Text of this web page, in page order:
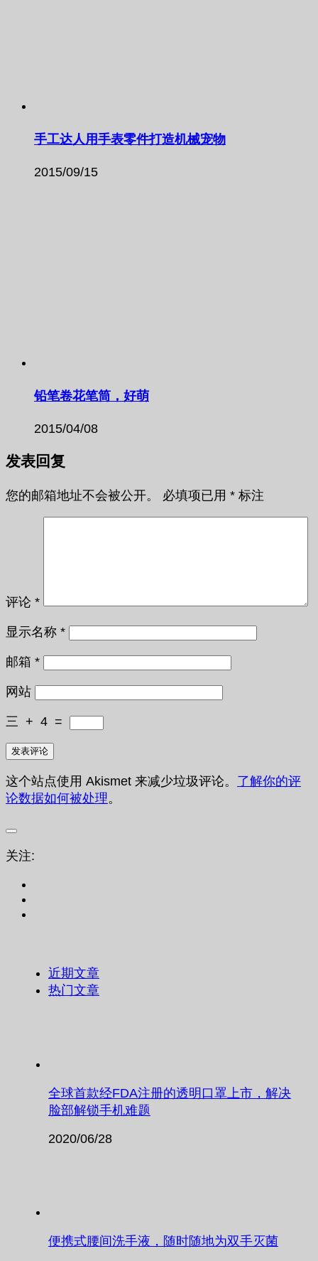
手工达人用手表零件打造机械宠物
2015/09/15
铅笔卷花笔筒，好萌
2015/04/08
发表回复
您的邮箱地址不会被公开。 必填项已用 * 标注
评论 *
显示名称 *
邮箱 *
网站
三 + 4 =
这个站点使用 Akismet 来减少垃圾评论。 了解你的评
论数据如何被处理。
关注:
近期文章
热门文章
全球首款经FDA注册的透明口罩上市，解决
脸部解锁手机难题
2020/06/28
便携式腰间洗手液，随时随地为双手灭菌